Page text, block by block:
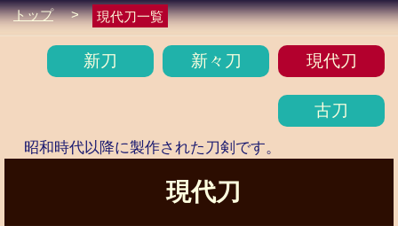
トップ > 現代刀一覧
現代刀
新々刀
新刀
古刀
昭和時代以降に製作された刀剣です。
現代刀